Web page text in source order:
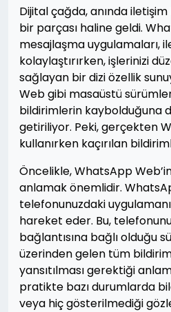
Dijital çağda, anında iletişim
bir parçası haline geldi.
mesajlaşma uygulamaları,
kolaylaştırırken, işlerinizi
sağlayan bir dizi özellik
Web gibi masaüstü
bildirimlerin kaybolduğuna
getiriliyor. Peki, gerçekten
kullanırken kaçırılan
Öncelikle, WhatsApp Web’in
anlamak önemlidir.
telefonunuzdaki
hareket eder. Bu,
bağlantısına bağlı olduğu
üzerinden gelen tüm
yansıtılması gerektiği
pratikte bazı durumlarda
veya hiç gösterilmediği